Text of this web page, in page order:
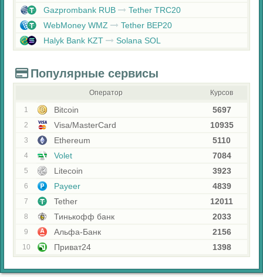
Gazprombank RUB
Tether TRC20
WebMoney WMZ
Tether BEP20
Halyk Bank KZT
Solana SOL
Популярные сервисы
Оператор Курсов
1 Bitcoin 5697
2 Visa/MasterCard 10935
3 Ethereum 5110
4 Volet 7084
5 Litecoin 3923
6 Payeer 4839
7 Tether 12011
8 Тинькофф банк 2033
9 Альфа-Банк 2156
10 Приват24 1398